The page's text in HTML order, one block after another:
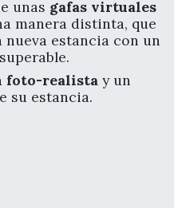
unas gafas virtuales
manera distinta, que
estancia con un
foto-realista y un
su estancia.